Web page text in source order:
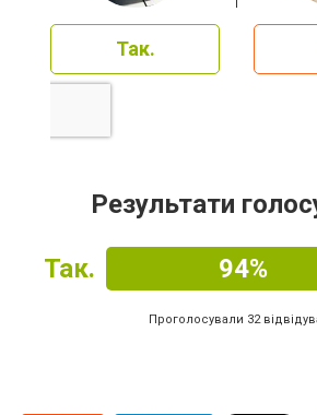
Так.
Результати
Так. 94%
Проголосували 32